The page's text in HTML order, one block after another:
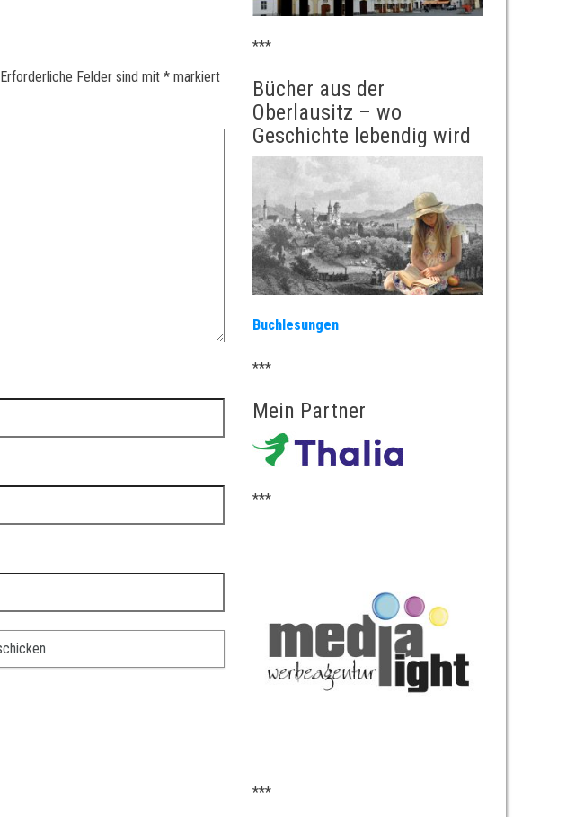
Erforderliche Felder sind mit* markiert
***
Bücher aus der
Oberlausitz – wo
Geschichte lebendig wird
Buchlesungen
***
Mein Partner
***
***